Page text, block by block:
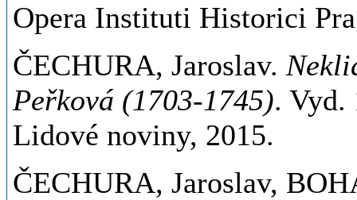
Opera Instituti Historici
ČECHURA, Jaroslav.
Peřková (1703-1745). Vyd.
Lidové noviny, 2015.
ČECHURA, Jaroslav,